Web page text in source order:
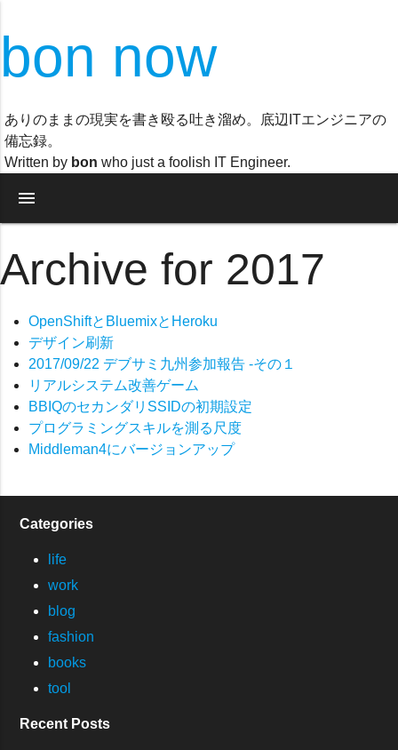
bon now
ありのままの現実を書き殴る吐き溜め。底辺ITエンジニアの
備忘録。
Written by bon who just a foolish IT Engineer.
menu
Archive for 2017
OpenShiftとBluemixとHeroku
デザイン刷新
2017/09/22 デブサミ九州参加報告 -その１
リアルシステム改善ゲーム
BBIQのセカンダリSSIDの初期設定
プログラミングスキルを測る尺度
Middleman4にバージョンアップ
Categories
life
work
blog
fashion
books
tool
Recent Posts